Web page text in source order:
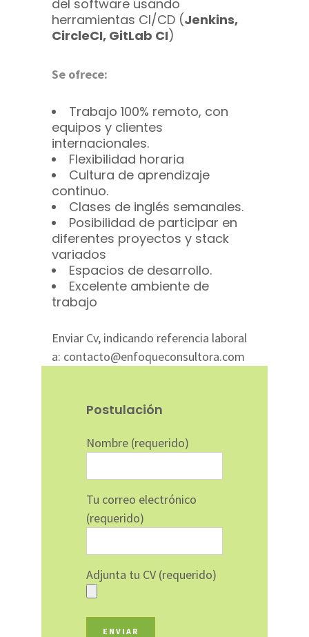
del software usando
herramientas CI/CD (Jenkins,
CircleCI, GitLab CI)
Se ofrece:
Trabajo 100% remoto, con
equipos y clientes
internacionales.
Flexibilidad horaria
Cultura de aprendizaje
continuo.
Clases de inglés semanales.
Posibilidad de participar en
diferentes proyectos y stack
variados
Espacios de desarrollo.
Excelente ambiente de
trabajo
Enviar Cv, indicando referencia laboral
a: contacto@enfoqueconsultora.com
Postulación
Nombre (requerido)
Tu correo electrónico
(requerido)
Adjunta tu CV (requerido)